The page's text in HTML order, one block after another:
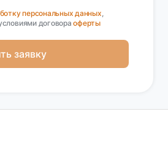
персональных данных,
договораоферты
заявку